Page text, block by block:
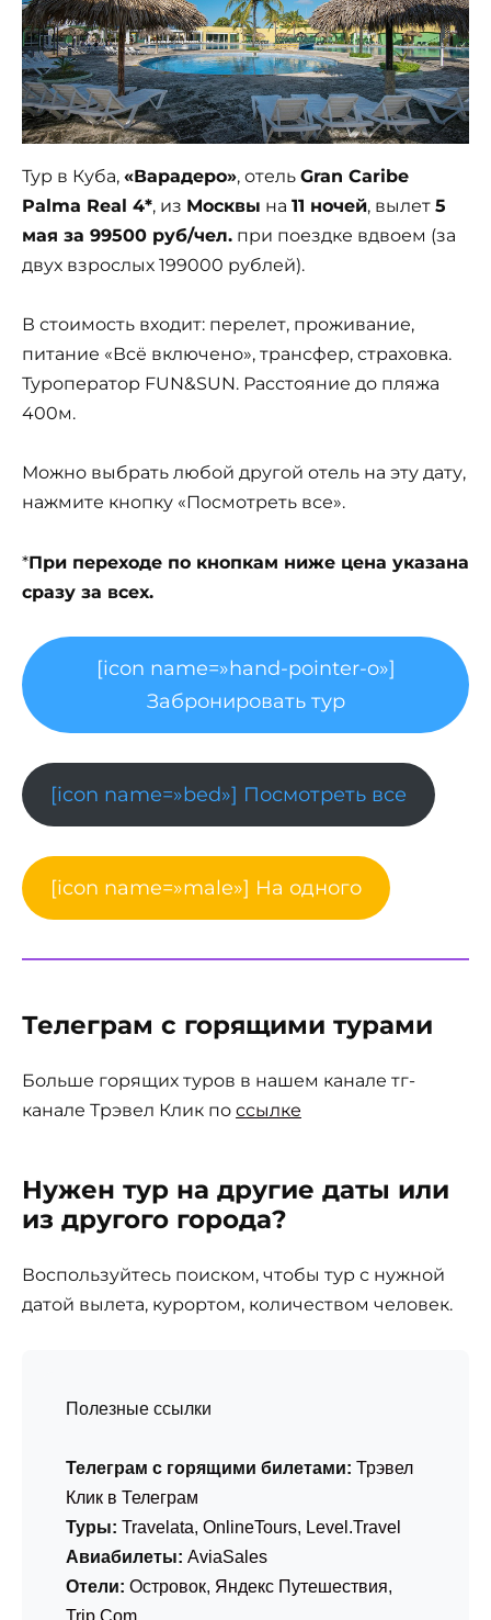
Тур в Куба, «Варадеро», отель Gran Caribe
Palma Real 4*, из Москвы на 11 ночей, вылет 5
мая за 99500 руб/чел. при поездке вдвоем (за
двух взрослых 199000 рублей).
В стоимость входит: перелет, проживание,
питание «Всё включено», трансфер, страховка.
Туроператор FUN&SUN. Расстояние до пляжа
400м.
Можно выбрать любой другой отель на эту дату,
нажмите кнопку «Посмотреть все».
*При переходе по кнопкам ниже цена указана
сразу за всех.
[icon name=»hand-pointer-o»]
Забронировать тур
[icon name=»bed»] Посмотреть все
[icon name=»male»] На одного
Телеграм с горящими турами
Больше горящих туров в нашем канале тг-
канале Трэвел Клик по ссылке
Нужен тур на другие даты или
из другого города?
Воспользуйтесь поиском, чтобы тур с нужной
датой вылета, курортом, количеством человек.
Полезные ссылки
Телеграм с горящими билетами: Трэвел
Клик в Телеграм
Туры: Travelata, OnlineTours, Level.Travel
Авиабилеты: AviaSales
Отели: Островок, Яндекс Путешествия,
Trip.Com